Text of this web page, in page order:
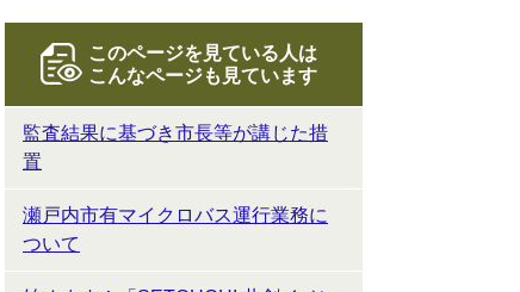
このページを見ている人は
こんなページも見ています
監査結果に基づき市長等が講じた措
置
瀬戸内市有マイクロバス運行業務に
ついて